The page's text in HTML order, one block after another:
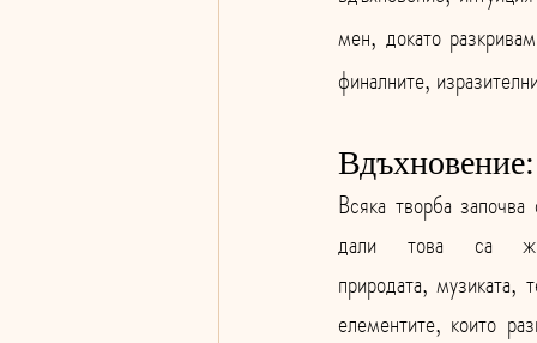
мен, докато
финалните,
Всяка творба
дали това са
природата,
елементите, които